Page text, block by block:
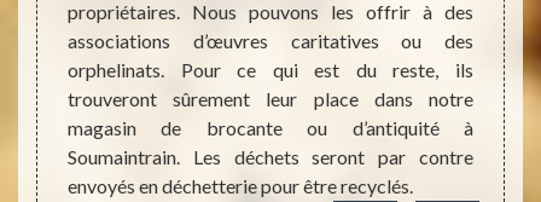
pas
à
de
à
offrir
propriétaires. Nous pouvons les offrir à des
associations d’œuvres caritatives ou des
orphelinats. Pour ce qui est du reste, ils
trouveront sûrement leur place dans notre
magasin de brocante ou d’antiquité à
Soumaintrain. Les déchets seront par contre
envoyés en déchetterie pour être recyclés.
sur
le
dès